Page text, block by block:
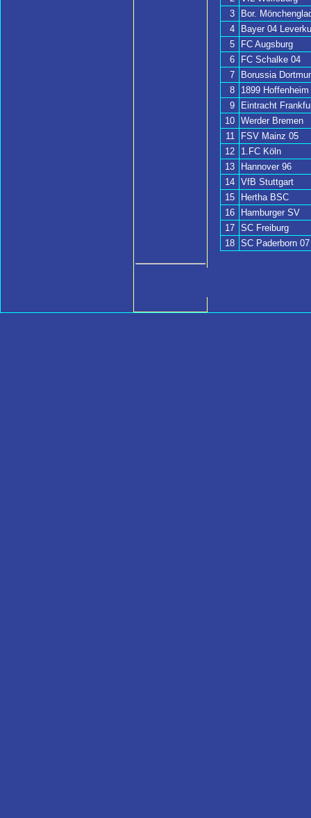
3
Bor.
4
Bayer 04
5
FC Augsburg
6
FC Schalke 04
7
Borussia
8
1899 Hoffenheim
9
Eintracht
10 Werder Bremen
11
FSV Mainz 05
12
1.FC Köln
13
Hannover 96
14 VfB Stuttgart
15
Hertha BSC
16
Hamburger SV
17 SC Freiburg
18 SC Paderborn 07